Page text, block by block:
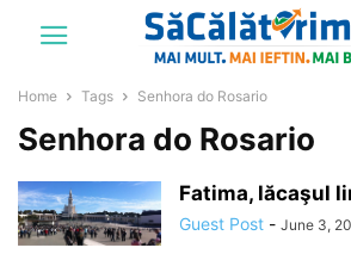
Home Tags Senhora do Rosario
Senhora do Rosario
Fatima, lăcaşul
Guest Post - June 3,